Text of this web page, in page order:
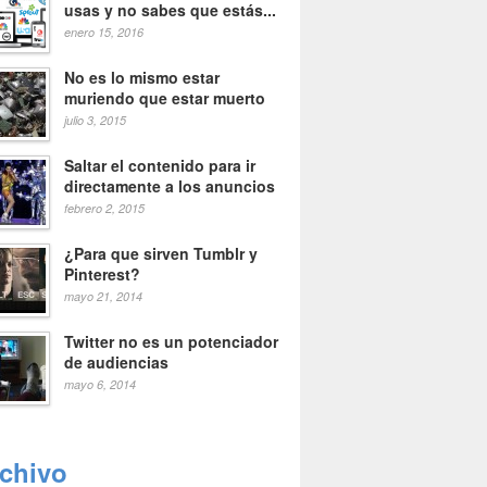
usas y no sabes que estás...
enero 15, 2016
No es lo mismo estar
muriendo que estar muerto
julio 3, 2015
Saltar el contenido para ir
directamente a los anuncios
febrero 2, 2015
¿Para que sirven Tumblr y
Pinterest?
mayo 21, 2014
Twitter no es un potenciador
de audiencias
mayo 6, 2014